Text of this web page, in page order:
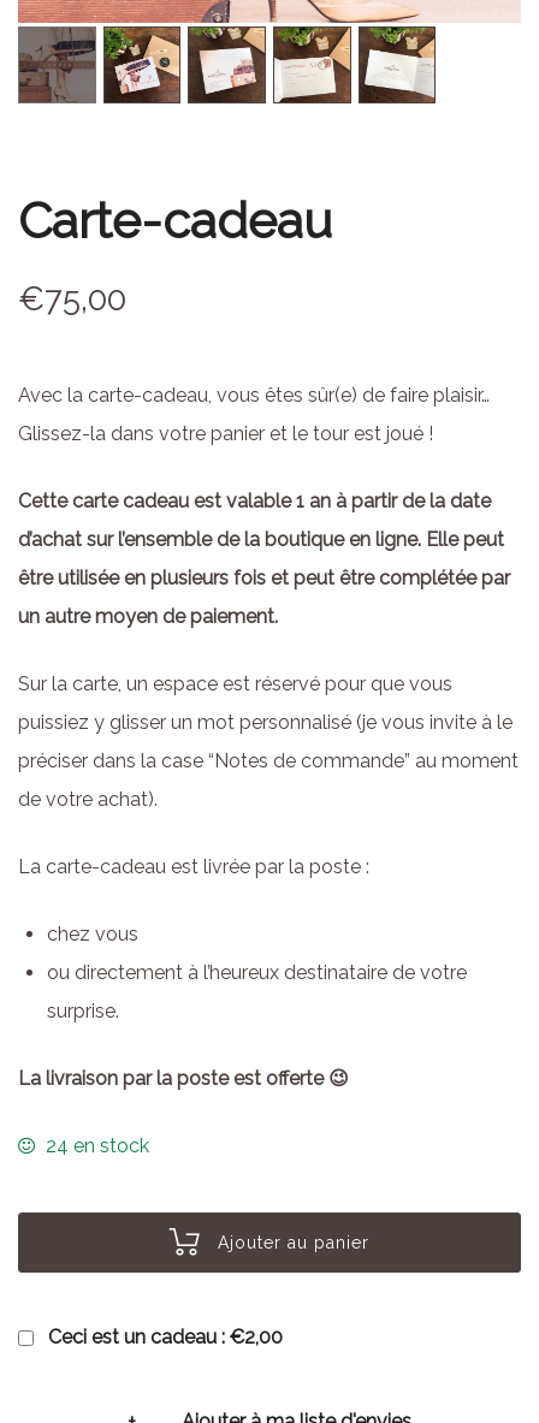
Carte-cadeau
€75,00
Avec la carte-cadeau, vous êtes sûr(e) de faire plaisir…
Glissez-la dans votre panier et le tour est joué !
Cette carte cadeau est valable 1 an à partir de la date
d’achat sur l’ensemble de la boutique en ligne. Elle peut
être utilisée en plusieurs fois et peut être complétée par
un autre moyen de paiement.
Sur la carte, un espace est réservé pour que vous
puissiez y glisser un mot personnalisé (je vous invite à le
préciser dans la case “Notes de commande” au moment
de votre achat).
La carte-cadeau est livrée par la poste :
chez vous
ou directement à l’heureux destinataire de votre
surprise.
La livraison par la poste est offerte 😉
24 en stock
Ajouter au panier
Ceci est un cadeau : €2,00